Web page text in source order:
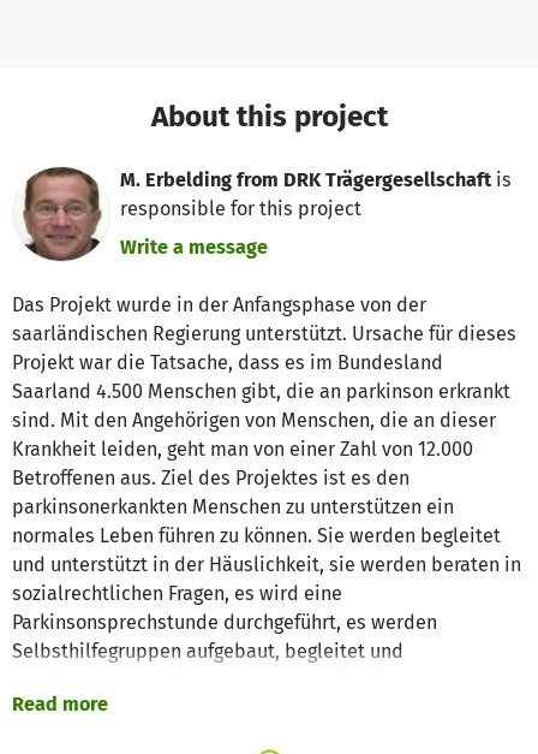
About this project
M. Erbelding from DRK Trägergesellschaft is
responsible for this project
Write a message
Das Projekt wurde in der Anfangsphase von der
saarländischen Regierung unterstützt. Ursache für dieses
Projekt war die Tatsache, dass es im Bundesland
Saarland 4.500 Menschen gibt, die an parkinson erkrankt
sind. Mit den Angehörigen von Menschen, die an dieser
Krankheit leiden, geht man von einer Zahl von 12.000
Betroffenen aus. Ziel des Projektes ist es den
parkinsonerkankten Menschen zu unterstützen ein
normales Leben führen zu können. Sie werden begleitet
und unterstützt in der Häuslichkeit, sie werden beraten in
sozialrechtlichen Fragen, es wird eine
Parkinsonsprechstunde durchgeführt, es werden
Selbsthilfegruppen aufgebaut, begleitet und
angelegt. Mit Geldspenden könne mehr Kräfte eingesetzt
Read more